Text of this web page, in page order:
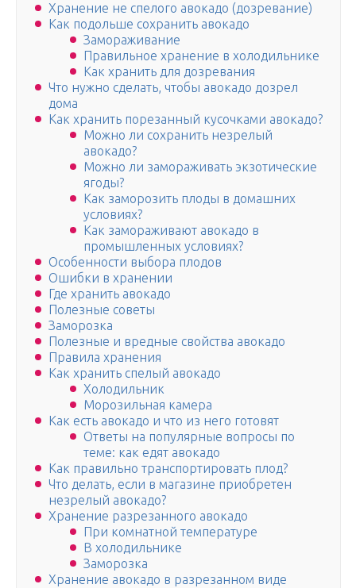
Хранение не спелого авокадо (дозревание)
Как подольше сохранить авокадо
Замораживание
Правильное хранение в холодильнике
Как хранить для дозревания
Что нужно сделать, чтобы авокадо дозрел
дома
Как хранить порезанный кусочками авокадо?
Можно ли сохранить незрелый
авокадо?
Можно ли замораживать экзотические
ягоды?
Как заморозить плоды в домашних
условиях?
Как замораживают авокадо в
промышленных условиях?
Особенности выбора плодов
Ошибки в хранении
Где хранить авокадо
Полезные советы
Заморозка
Полезные и вредные свойства авокадо
Правила хранения
Как хранить спелый авокадо
Холодильник
Морозильная камера
Как есть авокадо и что из него готовят
Ответы на популярные вопросы по
теме: как едят авокадо
Как правильно транспортировать плод?
Что делать, если в магазине приобретен
незрелый авокадо?
Хранение разрезанного авокадо
При комнатной температуре
В холодильнике
Заморозка
Хранение авокадо в разрезанном виде